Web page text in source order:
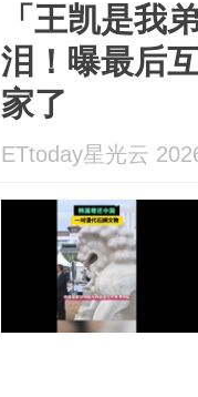
「王凯是我
泪！曝最后
家了
ETtoday星光云